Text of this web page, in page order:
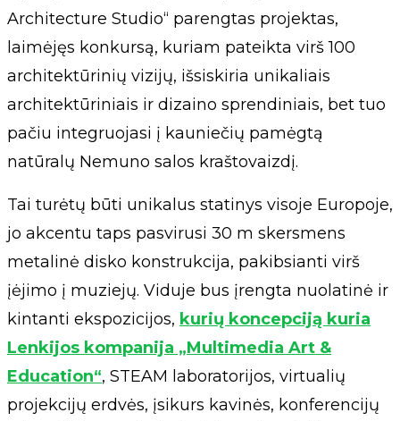
Architecture Studio“ parengtas projektas,
laimėjęs konkursą, kuriam pateikta virš 100
architektūrinių vizijų, išsiskiria unikaliais
architektūriniais ir dizaino sprendiniais, bet tuo
pačiu integruojasi į kauniečių pamėgtą
natūralų Nemuno salos kraštovaizdį.
Tai turėtų būti unikalus statinys visoje Europoje,
jo akcentu taps pasvirusi 30 m skersmens
metalinė disko konstrukcija, pakibsianti virš
įėjimo į muziejų. Viduje bus įrengta nuolatinė ir
kintanti ekspozicijos, kurių koncepciją kuria
Lenkijos kompanija „Multimedia Art &
Education“, STEAM laboratorijos, virtualių
projekcijų erdvės, įsikurs kavinės, konferencijų